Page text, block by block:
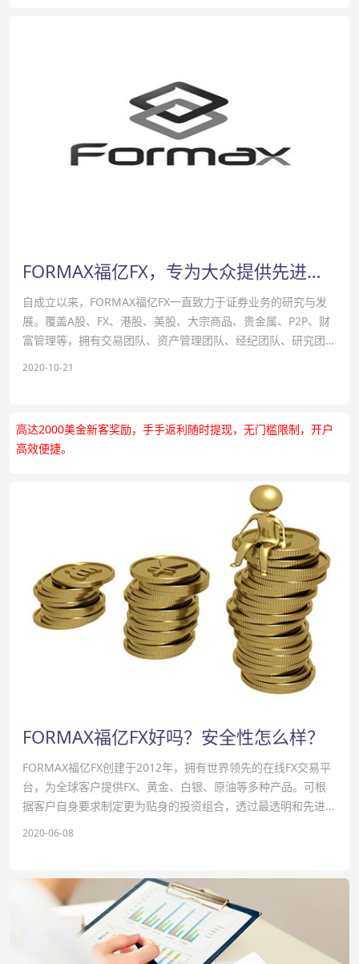
FORMAX福亿FX，专为大众提供先进优质服务
自成立以来，FORMAX福亿FX一直致力于证券业务的研究与发
展。覆盖A股、FX、港股、美股、大宗商品、贵金属、P2P、财
富管理等，拥有交易团队、资产管理团队、经纪团队、研究团队
2020-10-21
高达2000美金新客奖励，手手返利随时提现，无门槛限制，开户
高效便捷。
FORMAX福亿FX好吗？安全性怎么样？
FORMAX福亿FX创建于2012年，拥有世界领先的在线FX交易平
台，为全球客户提供FX、黄金、白银、原油等多种产品。可根
据客户自身要求制定更为贴身的投资组合，透过最透明和先进的
2020-06-08